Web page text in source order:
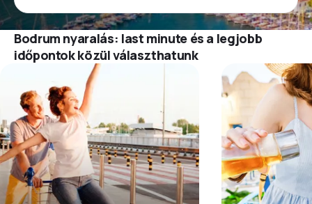
Bodrum nyaralás: last minute és a legjobb
időpontok közül választhatunk